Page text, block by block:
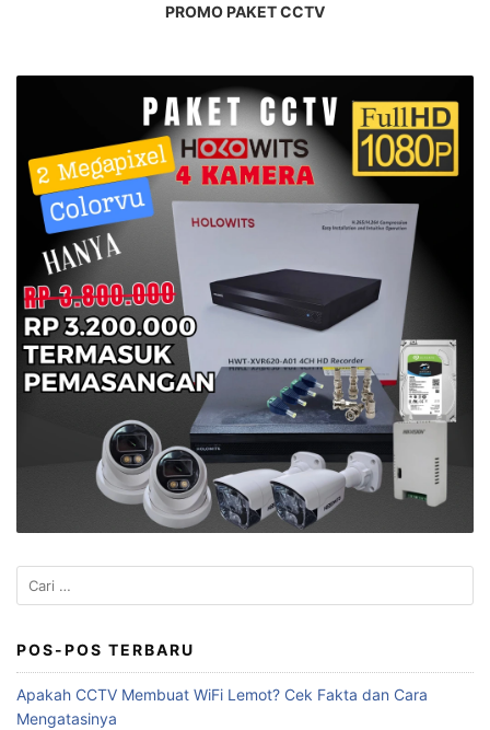
PROMO PAKET CCTV
Cari
untuk:
POS-POS TERBARU
Apakah CCTV Membuat WiFi Lemot? Cek Fakta dan Cara
Mengatasinya